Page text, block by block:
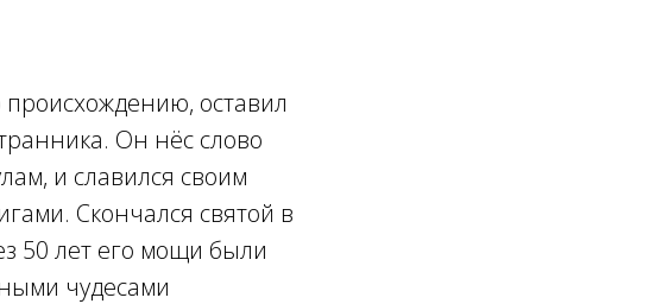
оставил
Он нёс слово
и славился своим
Скончался святой в
50 лет его мощи были
чудесами